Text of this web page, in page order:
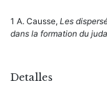
1 A. Causse, Les
dans la formation du
Detalles